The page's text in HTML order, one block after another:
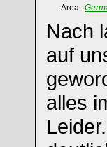
Area:
Nach
auf
alles